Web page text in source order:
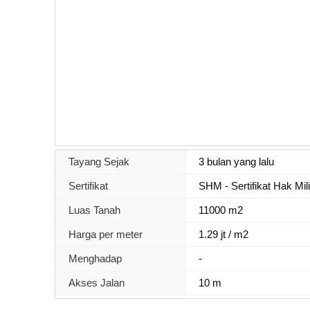
Tayang Sejak 3 bulan yang lalu
Sertifikat SHM - Sertifikat Hak
Luas Tanah 11000 m2
Harga per meter 1.29 jt / m2
Menghadap -
Akses Jalan 10 m